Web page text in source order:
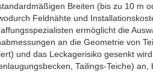
Breiten (bis zu 10 m
Feldnähte und
ermöglicht die
an die Geometrie von
und das Leckagerisiko gesenkt
Tailings-Teiche)